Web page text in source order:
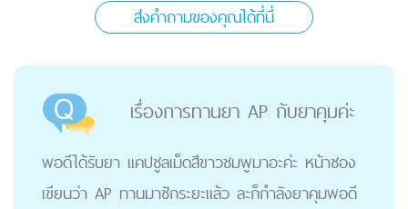
ส่งคำถามของคุณได้ที่นี่
เรื่องการทานยา AP กับยาคุมค่ะ
พอดีได้รับยา แคปซูลเม็ดสีขาวชมพูมาอะค่ะ หน้าซอง
เขียนว่า AP ทานมาซักระยะแล้ว ละก็กำลังยาคุมพอดี